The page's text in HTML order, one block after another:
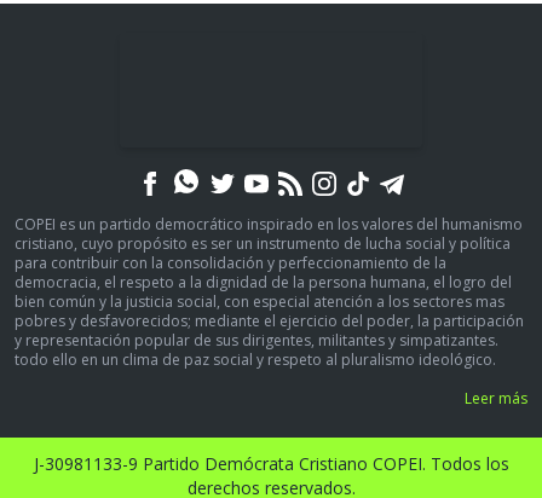
COPEI es un partido democrático inspirado en los valores del humanismo
cristiano, cuyo propósito es ser un instrumento de lucha social y política
para contribuir con la consolidación y perfeccionamiento de la
democracia, el respeto a la dignidad de la persona humana, el logro del
bien común y la justicia social, con especial atención a los sectores mas
pobres y desfavorecidos; mediante el ejercicio del poder, la participación
y representación popular de sus dirigentes, militantes y simpatizantes.
todo ello en un clima de paz social y respeto al pluralismo ideológico.
Leer más
J-30981133-9 Partido Demócrata Cristiano COPEI. Todos los
derechos reservados.